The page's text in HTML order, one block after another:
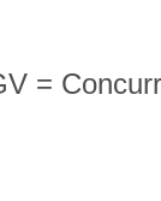
=